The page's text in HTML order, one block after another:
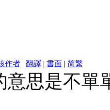
作者 | 翻譯 | 書面 | 简繁
意思是不單